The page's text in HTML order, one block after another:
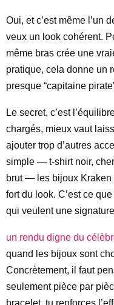
Oui, et c’est même l’un
veux un look cohérent.
même bras crée une
pratique, cela donne un
presque “capitaine
Le secret, c’est
chargés, mieux vaut
ajouter trop d’autres
simple — t-shirt noir,
brut — les bijoux Kraken
fort du look. C’est ce
qui veulent une
un rendu digne du
quand les bijoux sont
Concrètement, il faut
seulement pièce par
bracelet, tu renforces